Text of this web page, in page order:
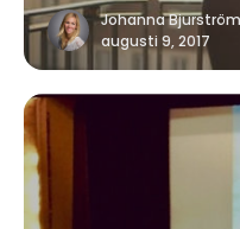
Johanna Bjurström
augusti 9, 2017